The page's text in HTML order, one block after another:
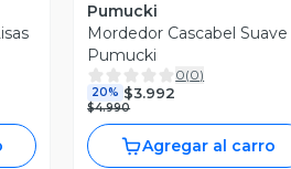
Pumucki
Mordedor Cascabel Suave
Pumucki
0(0)
20% $3.992
$4.990
Agregar al carro